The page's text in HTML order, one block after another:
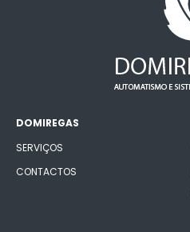
DOMIREGAS
SERVIÇOS
CONTACTOS